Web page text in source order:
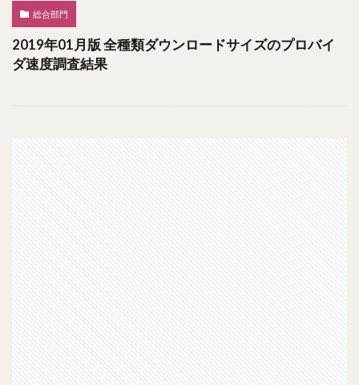
総合部門
2019年01月版 全種類ダウンロードサイズのプロバイ
ダ速度調査結果